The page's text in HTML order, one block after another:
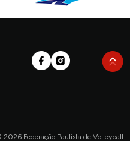
2026 Federação Paulista de Volleyball